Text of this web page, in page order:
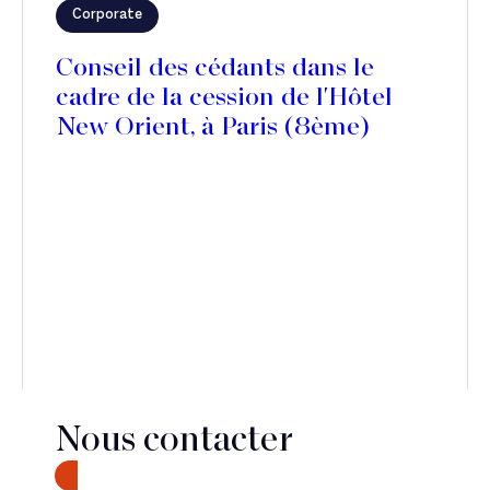
Corporate
Conseil des cédants dans le
cadre de la cession de l'Hôtel
New Orient, à Paris (8ème)
Nous contacter